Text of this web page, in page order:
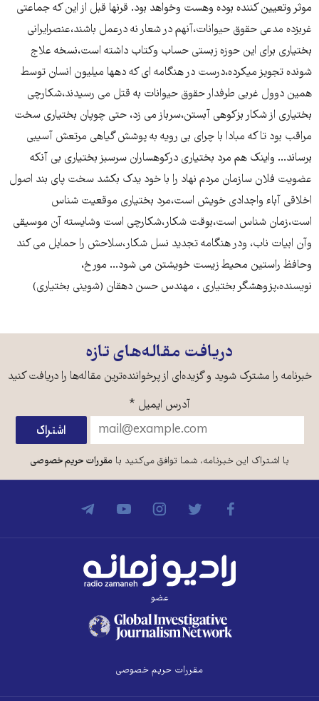
موثر وتعیین کننده بوده وهست وخواهد بود. قرنها قبل از این که جماعتی
غربزده مدعی حقوق حیوانات،آنهم در شعار نه درعمل باشند،عنصرایرانی
بختیاری برای این حوزه زبستی حساب وکتاب داشته است،نسخه علاج
شونده تجویز میکرده،درست در هنگامه ای که دهها میلیون انسان توسط
همین دوول غربی طرفدار حقوق حیوانات به قتل می رسیدند،شکارچی
بختیاری از شکار بزکوهی آبستن،سرباز می زد، حتی چوپان بختیاری سخت
مراقب بود تا که مبادا با چرای بی رویه به پوشش گیاهی مرتعش آسیبی
برساند... واینک هم مرد بختیاری درکوهساران سرسبز بختیاری بی آنکه
عضویت فلان سازمان مردم نهاد را با خود یدک بکشد سخت پای بند اصول
اخلاقی آباء واجدادی خویش است،مرد بختیاری موقعیت شناس
است،زمان شناس است،بوقت شکار،شکارچی است وشایسته آن موسیقی
وآن ابیات ناب، ودر هنگامه تجدید نسل شکار،سلاحش را حمایل می کند
وحافظ راستین محیط زیست خویشتن می شود... مورخ،
نویسنده،پزوهشگر بختیاری ، مهندس حسن دهقان (شوینی بختیاری)
دریافت مقاله‌های تازه
خبرنامه را مشترک شوید و گزیده‌ای از پرخواننده‌ترین مقاله‌ها را دریافت کنید
آدرس ایمیل *
با اشتراک این خبرنامه، شما توافق می‌کنید بامقررات حریم خصوصی
عضو
مقررات حریم خصوصی